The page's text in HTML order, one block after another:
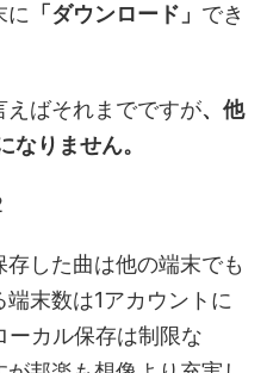
に 「ダウンロード」 でき
えばそれまでですが、他
りません。
存した曲は他の端末でも
末数は1アカウントに
ーカル保存は制限な